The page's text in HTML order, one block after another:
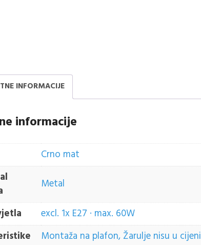
INFORMACIJE
informacije
Crno mat
Metal
excl. 1x E27 · max. 60W
Montaža na plafon, Žarulje nisu u cijeni